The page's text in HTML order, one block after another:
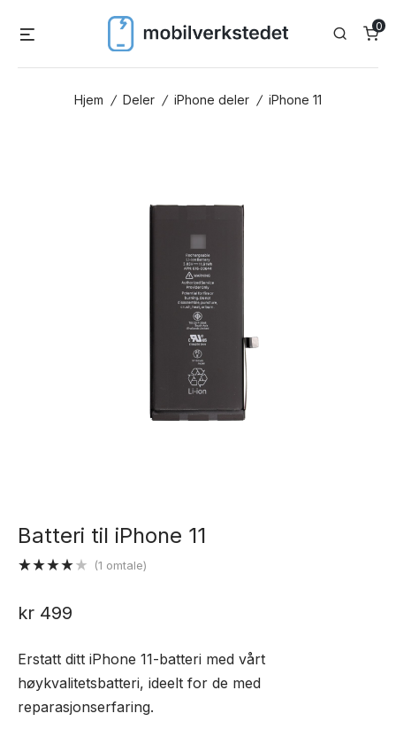
Search
0
Hjem / Deler / iPhone deler / iPhone 11
Batteri til iPhone 11
5 basert
(1 omtale)
kr 499
Erstatt ditt iPhone 11-batteri med vårt
høykvalitetsbatteri, ideelt for de med
reparasjonserfaring.